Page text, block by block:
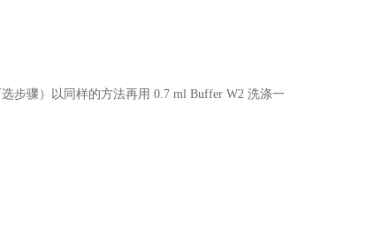
步骤）以同样的方法再用 0.7 ml Buffer W2 洗涤一